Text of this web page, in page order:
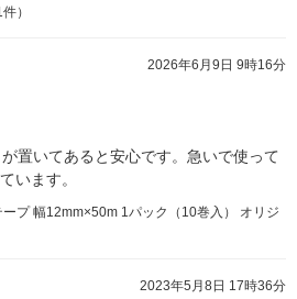
件）
2026年6月9日 9時16分
置いてあると安心です。急いで使って
います。
プ 幅12mm×50m 1パック（10巻入） オリジ
2023年5月8日 17時36分